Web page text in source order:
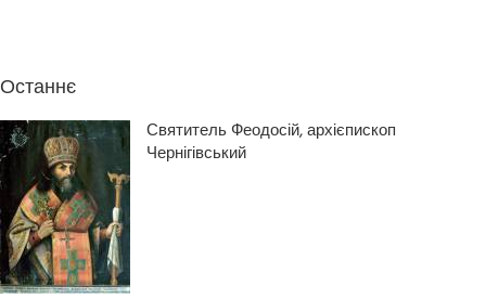
Останнє
Святитель Феодосій, архієпископ
Чернігівський